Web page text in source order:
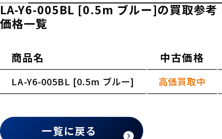
LA-Y6-005BL [0.5m ブルー]の買取参考
価格一覧
商品名 中古価格
LA-Y6-005BL [0.5m ブルー] 高価買取中
一覧に戻る